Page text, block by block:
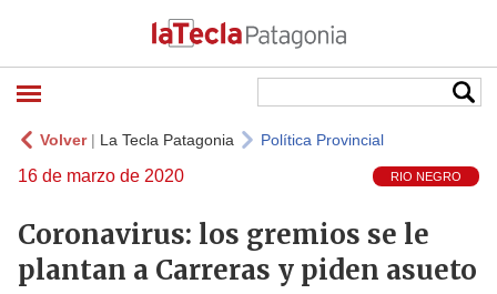
Volver| La Tecla Patagonia Política Provincial
16 de marzo de 2020 RIO NEGRO
Coronavirus: los gremios se le
plantan a Carreras y piden asueto